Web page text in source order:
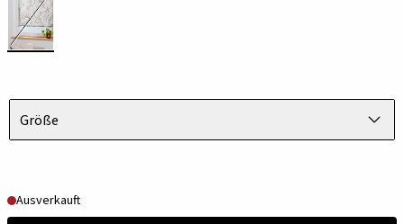
Größe
Ausverkauft